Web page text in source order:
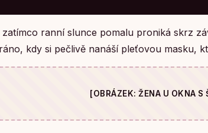
ranní slunce pomalu proniká skrz
kdy si pečlivě nanáší pleťovou masku,
[OBRÁZEK: ŽENA U OKNA S